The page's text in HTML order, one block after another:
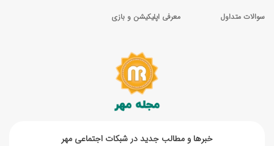
سوالات متداول معرفی اپلیکیشن و بازی
خبر‌ها و مطالب جدید در شبکات اجتماعی مهر